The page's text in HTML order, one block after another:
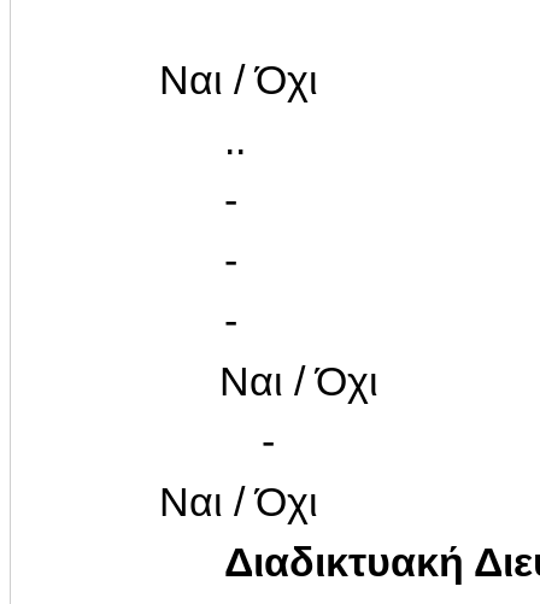
Ναι / Όχι
..
-
-
-
Ναι / Όχι
-
Ναι / Όχι
Διαδικτυακή